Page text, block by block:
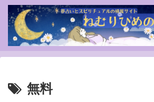
無料